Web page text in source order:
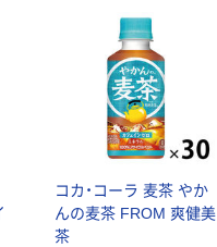
コカ・コーラ 麦茶 やか
んの麦茶 FROM 爽健美
茶